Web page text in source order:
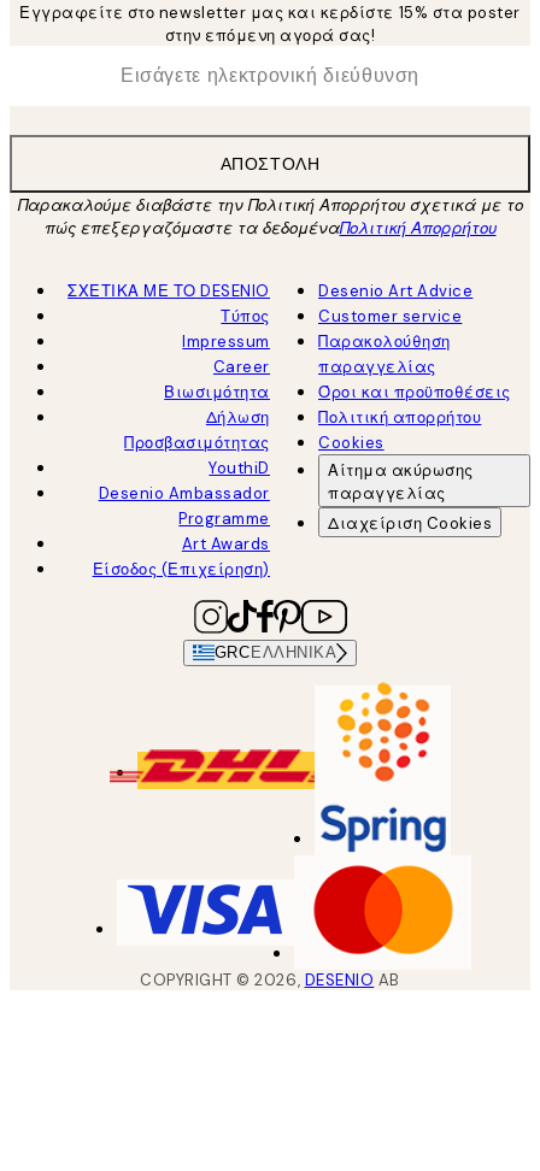
Εγγραφείτε στο newsletter μας και κερδίστε 15% στα poster
στην επόμενη αγορά σας!
Ηλεκτρονική Διεύθυνση
ΑΠΟΣΤΟΛΉ
Παρακαλούμε διαβάστε την Πολιτική Απορρήτου σχετικά με το
πώς επεξεργαζόμαστε τα δεδομέναΠολιτική Απορρήτου
ΣΧΕΤΙΚΑ ΜΕ ΤΟ DESENIO
Τύπος
Impressum
Career
Βιωσιμότητα
Δήλωση
Προσβασιμότητας
YouthiD
Desenio Ambassador
Programme
Art Awards
Είσοδος (Επιχείρηση)
Desenio Art Advice
Customer service
Παρακολούθηση
παραγγελίας
Όροι και προϋποθέσεις
Πολιτική απορρήτου
Cookies
Αίτημα ακύρωσης
παραγγελίας
Διαχείριση Cookies
GRC ΕΛΛΗΝΙΚΆ
COPYRIGHT ©2026, DESENIO AB